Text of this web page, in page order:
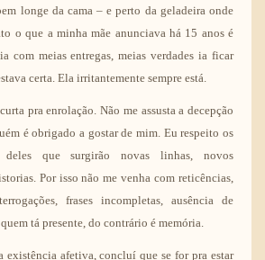
longe da cama – e perto da geladeira onde
o que a minha mãe anunciava há 15 anos é
com meias entregas, meias verdades ia ficar
certa. Ela irritantemente sempre está.
pra enrolação. Não me assusta a decepção
é obrigado a gostar de mim. Eu respeito os
que surgirão novas linhas, novos
Por isso não me venha com reticências,
frases incompletas, ausência de
tá presente, do contrário é memória.
existência afetiva, concluí que se for pra estar